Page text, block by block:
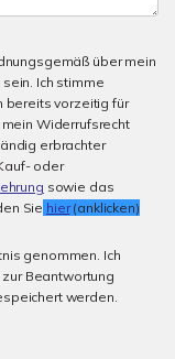
über mein
Ich stimme
bereits vorzeitig für
Widerrufsrecht
erbrachter
oder
sowie das
Sie hier(anklicken)
genommen. Ich
Beantwortung
werden.